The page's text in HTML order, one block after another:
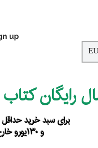
up
رایگان
برای سبد خرید حداقل ۹۰ یورو برای اروپا
و ۱۳۰یورو خارج از اروپا